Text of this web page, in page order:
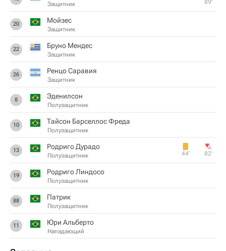
Защитник 89‎’‎
20 Мойзес
Защитник
22 Бруно Мендес
Защитник
26 Ренцо Саравия
Защитник
8 Эденилсон
Полузащитник
10 Тайсон Барселлос Фреда
Полузащитник
13 Родриго Дурадо
Полузащитник 44‎’‎ 82‎’‎
19 Родриго Линдосо
Полузащитник
88 Патрик
Полузащитник
11 Юри Альберто
Нападающий